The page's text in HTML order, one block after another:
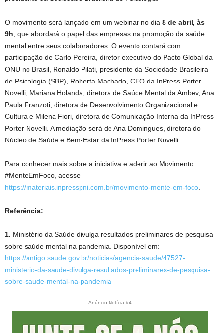
O movimento será lançado em um webinar no dia 8 de abril, às
9h , que abordará o papel das empresas na promoção da saúde
mental entre seus colaboradores. O evento contará com
participação de Carlo Pereira, diretor executivo do Pacto Global da
ONU no Brasil, Ronaldo Pilati, presidente da Sociedade Brasileira
de Psicologia (SBP), Roberta Machado, CEO da InPress Porter
Novelli, Mariana Holanda, diretora de Saúde Mental da Ambev, Ana
Paula Franzoti, diretora de Desenvolvimento Organizacional e
Cultura e Milena Fiori, diretora de Comunicação Interna da InPress
Porter Novelli. A mediação será de Ana Domingues, diretora do
Núcleo de Saúde e Bem-Estar da InPress Porter Novelli.
Para conhecer mais sobre a iniciativa e aderir ao Movimento
#MenteEmFoco, acesse
https://materiais.inpresspni.com.br/movimento-mente-em-foco
Referência:
1. Ministério da Saúde divulga resultados preliminares de pesquisa
sobre saúde mental na pandemia. Disponível em:
https://antigo.saude.gov.br/noticias/agencia-saude/47527-
ministerio-da-saude-divulga-resultados-preliminares-de-pesquisa-
sobre-saude-mental-na-pandemia
Anúncio Notícia #4